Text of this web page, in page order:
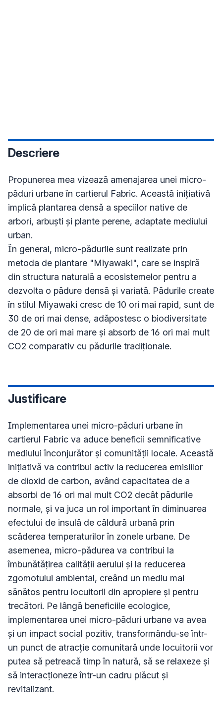
Descriere
Propunerea mea vizează amenajarea unei micro-
păduri urbane în cartierul Fabric. Această inițiativă
implică plantarea densă a speciilor native de
arbori, arbuști și plante perene, adaptate mediului
urban.
În general, micro-pădurile sunt realizate prin
metoda de plantare "Miyawaki", care se inspiră
din structura naturală a ecosistemelor pentru a
dezvolta o pădure densă și variată. Pădurile create
în stilul Miyawaki cresc de 10 ori mai rapid, sunt de
30 de ori mai dense, adăpostesc o biodiversitate
de 20 de ori mai mare și absorb de 16 ori mai mult
CO2 comparativ cu pădurile tradiționale.
Justificare
Implementarea unei micro-păduri urbane în
cartierul Fabric va aduce beneficii semnificative
mediului înconjurător și comunității locale. Această
inițiativă va contribui activ la reducerea emisiilor
de dioxid de carbon, având capacitatea de a
absorbi de 16 ori mai mult CO2 decât pădurile
normale, și va juca un rol important în diminuarea
efectului de insulă de căldură urbană prin
scăderea temperaturilor în zonele urbane. De
asemenea, micro-pădurea va contribui la
îmbunătățirea calității aerului și la reducerea
zgomotului ambiental, creând un mediu mai
sănătos pentru locuitorii din apropiere și pentru
trecători. Pe lângă beneficiile ecologice,
implementarea unei micro-păduri urbane va avea
și un impact social pozitiv, transformându-se într-
un punct de atracție comunitară unde locuitorii vor
putea să petreacă timp în natură, să se relaxeze și
să interacționeze într-un cadru plăcut și
revitalizant.